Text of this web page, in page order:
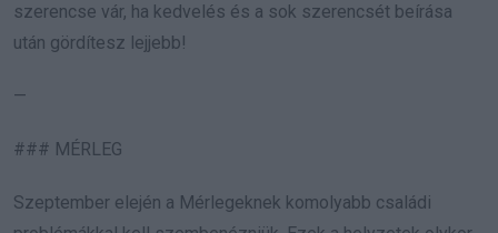
szerencse vár, ha kedvelés és a sok szerencsét beírása
után gördítesz lejjebb!
—
### MÉRLEG
Szeptember elején a Mérlegeknek komolyabb családi